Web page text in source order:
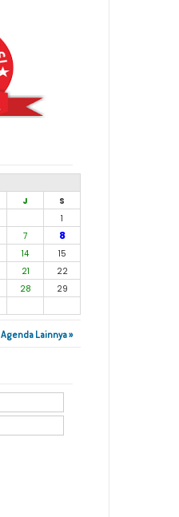
J
S
1
7 8
14
15
21
22
28
29
Agenda Lainnya »